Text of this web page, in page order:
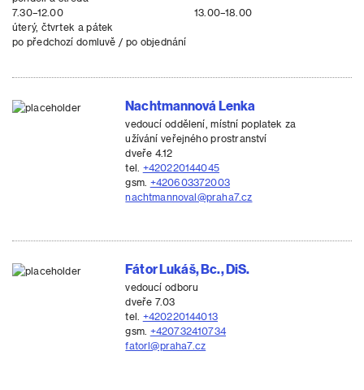
7.30–12.00
13.00–18.00
úterý, čtvrtek a pátek
po předchozí domluvě / po objednání
Nachtmannová Lenka
vedoucí oddělení, místní poplatek za
užívání veřejného prostranství
dveře 4.12
tel. +420220144045
gsm. +420603372003
nachtmannoval@praha7.cz
Fátor Lukáš, Bc., DiS.
vedoucí odboru
dveře 7.03
tel. +420220144013
gsm. +420732410734
fatorl@praha7.cz